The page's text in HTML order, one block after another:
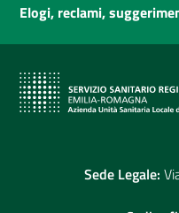
Elogi, reclami,
Sede Legale: